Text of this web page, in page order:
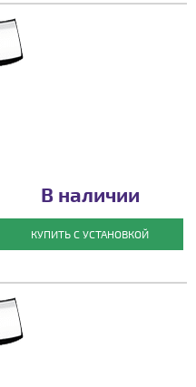
В наличии
КУПИТЬ С УСТАНОВКОЙ